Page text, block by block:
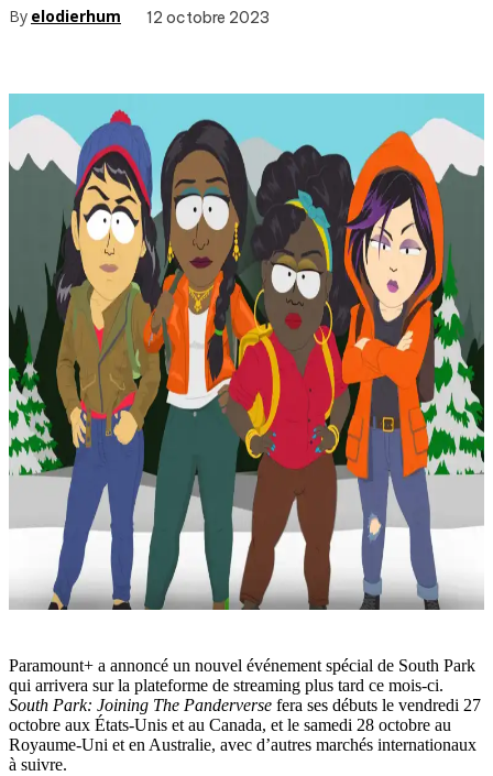
By elodierhum 12 octobre 2023
Paramount+ a annoncé un nouvel événement spécial de South Park
qui arrivera sur la plateforme de streaming plus tard ce mois-ci.
South Park: Joining The Panderverse fera ses débuts le vendredi 27
octobre aux États-Unis et au Canada, et le samedi 28 octobre au
Royaume-Uni et en Australie, avec d’autres marchés internationaux
à suivre.